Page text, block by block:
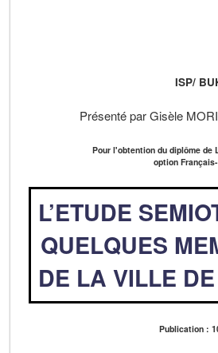
ISP/
Présenté par Gisèle
Pour l'obtention du diplôme de
option
L’ETUDE
QUELQUES
DE LA VILLE
Publication :